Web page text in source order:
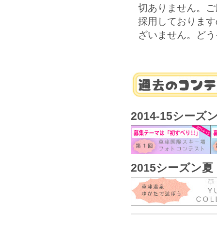
切ありません。
採用しておりま
ざいません。ど
2014-15シーズ
2015シーズン夏